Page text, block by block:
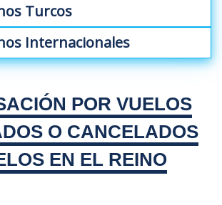
Turcos
Internacionales
POR VUELOS
O CANCELADOS
EN EL REINO